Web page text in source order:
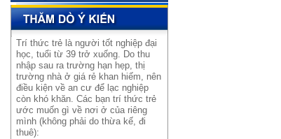
Trí thức trẻ là người tốt nghiệp đại
học, tuổi từ 39 trở xuống. Do thu
nhập sau ra trường hạn hẹp, thị
trường nhà ở giá rẻ khan hiếm, nên
điều kiện về an cư để lạc nghiệp
còn khó khăn. Các bạn trí thức trẻ
ước muốn gì về nơi ở của riêng
mình (không phải do thừa kế, đi
thuê):